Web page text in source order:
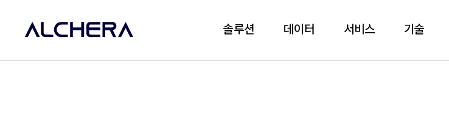
솔루션 데이터 서비스 기술